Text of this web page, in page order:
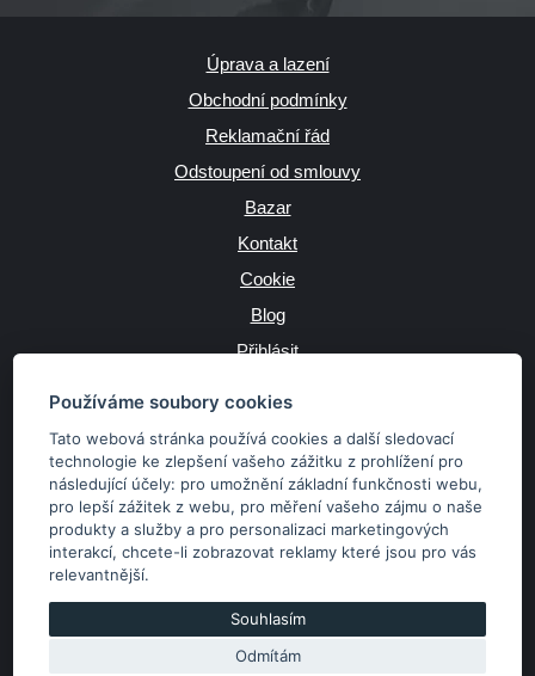
Používáme soubory cookies
Tato webová stránka používá cookies a další sledovací
technologie ke zlepšení vašeho zážitku z prohlížení pro
následující účely: pro umožnění základní funkčnosti webu,
pro lepší zážitek z webu, pro měření vašeho zájmu o naše
produkty a služby a pro personalizaci marketingových
interakcí,chcete-li zobrazovat reklamy které jsou pro vás
relevantnější.
Souhlasím
Odmítám
Úprava a lazení
Obchodní podmínky
Reklamační řád
Odstoupení od smlouvy
Bazar
Kontakt
Cookie
Blog
Přihlásit
JAZYK
Kč €
Copyright © 2026 SubaruSTI.cz. Všechna práva vyhrazena.